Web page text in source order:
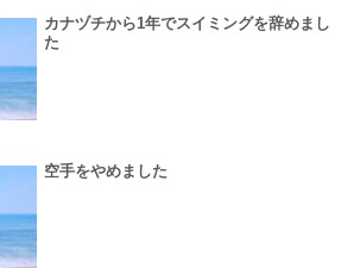
カナヅチから1年でスイミングを辞めまし
た
空手をやめました